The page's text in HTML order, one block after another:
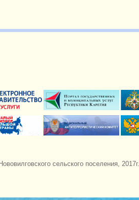
сельского поселения, 2017г.